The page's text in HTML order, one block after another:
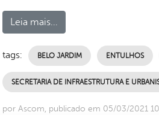
Leia mais...
tags: BELO JARDIM ENTULHOS
SECRETARIA DE INFRAESTRUTURA E
por Ascom, publicado em 05/03/2021